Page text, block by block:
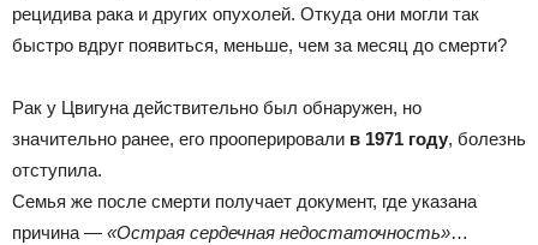
рецидива рака и других опухолей. Откуда они могли так
быстро вдруг появиться, меньше, чем за месяц до смерти?
Рак у Цвигуна действительно был обнаружен, но
значительно ранее, его прооперировали в 1971 году, болезнь
отступила.
Семья же после смерти получает документ, где указана
причина — «Острая сердечная недостаточность»…